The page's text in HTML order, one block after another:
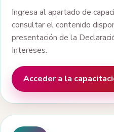
Ingresa al apartado de
consultar el contenido
presentación de la
Intereses.
Acceder a la